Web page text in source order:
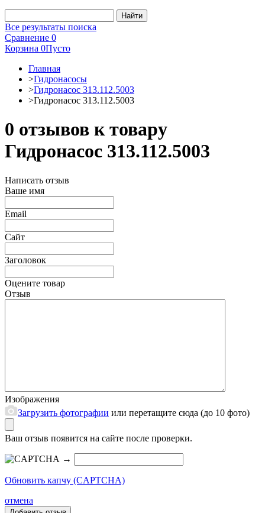
Все результаты поиска
Сравнение 0
Корзина 0Пусто
Главная
>Гидронасосы
>Гидронасос 313.112.5003
>Гидронасос 313.112.5003
0 отзывов к товару
Гидронасос 313.112.5003
Написать отзыв
Ваше имя
Email
Сайт
Заголовок
Оцените товар
Отзыв
Изображения
Загрузить фотографии или перетащите сюда (до 10 фото)
Ваш отзыв появится на сайте после проверки.
→
Обновить капчу (CAPTCHA)
отмена